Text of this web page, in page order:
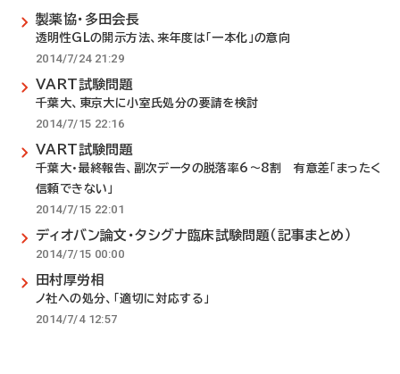
製薬協・多田会長
透明性GLの開示方法、来年度は「一本化」の意向
2014/7/24 21:29
VART試験問題
千葉大、東京大に小室氏処分の要請を検討
2014/7/15 22:16
VART試験問題
千葉大・最終報告、副次データの脱落率6～8割 有意差「まったく
信頼できない」
2014/7/15 22:01
ディオバン論文・タシグナ臨床試験問題（記事まとめ）
2014/7/15 00:00
田村厚労相
ノ社への処分、「適切に対応する」
2014/7/4 12:57